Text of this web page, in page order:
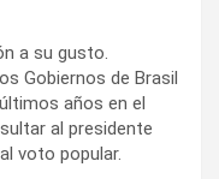
a su gusto.
Gobiernos de Brasil
años en el
al presidente
voto popular.